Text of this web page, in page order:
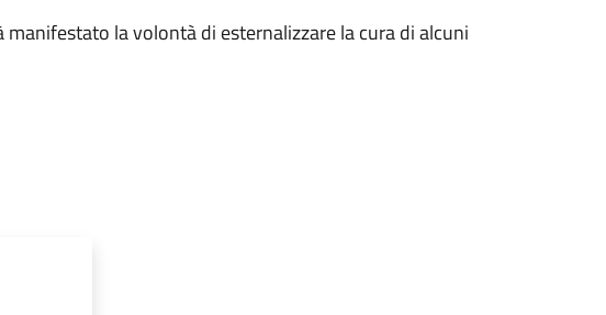
manifestato la volontà di esternalizzare la cura di alcuni